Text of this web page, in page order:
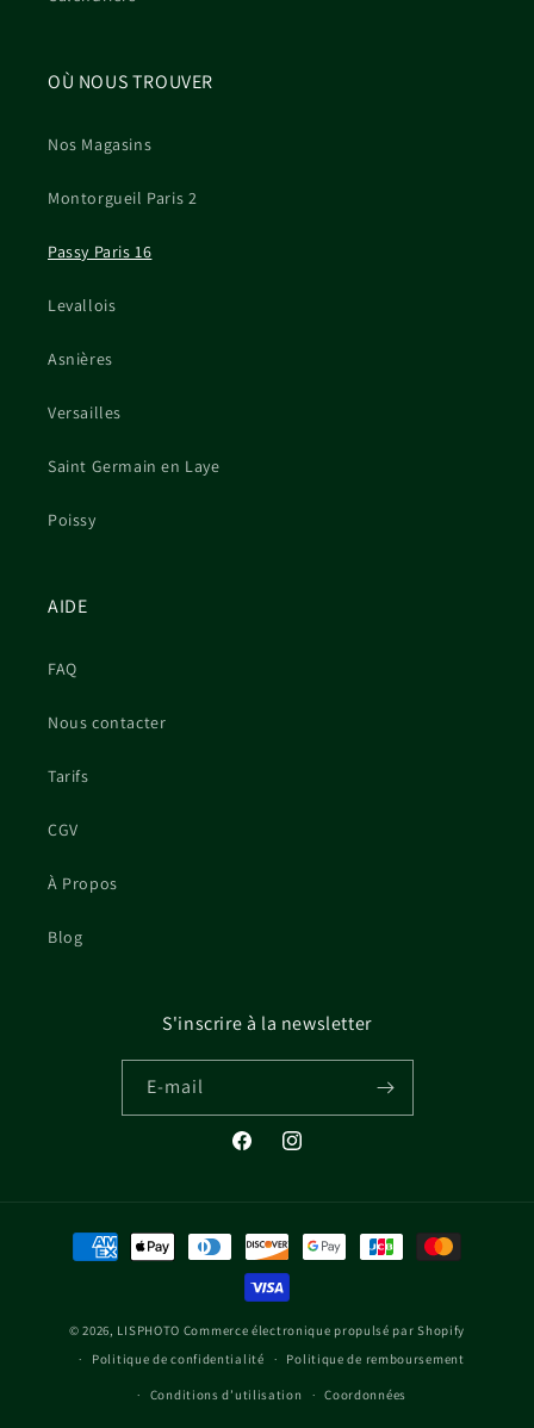
OÙ NOUS TROUVER
Nos Magasins
Montorgueil Paris 2
Passy Paris 16
Levallois
Asnières
Versailles
Saint Germain en Laye
Poissy
AIDE
FAQ
Nous contacter
Tarifs
CGV
À Propos
Blog
S'inscrire à la newsletter
E-mail
FacebookInstagram
Moyens
© 2026, LISPHOTO Commerce électronique propulsé par Shopify
Politique de confidentialité
Politique de remboursement
Conditions d’utilisation Coordonnées